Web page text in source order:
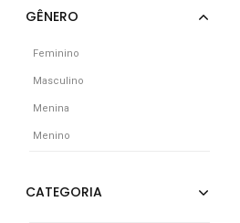
Feminino
Masculino
Menina
Menino